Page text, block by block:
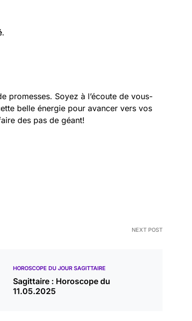
.
promesses. Soyez à l’écoute de vous-
belle énergie pour avancer vers vos
des pas de géant!
NEXT POST
HOROSCOPE DU JOUR SAGITTAIRE
Sagittaire : Horoscope du
11.05.2025